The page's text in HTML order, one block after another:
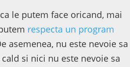
le putem face oricand, mai
respecta un program
asemenea, nu este nevoie sa
si nici nu este nevoie sa